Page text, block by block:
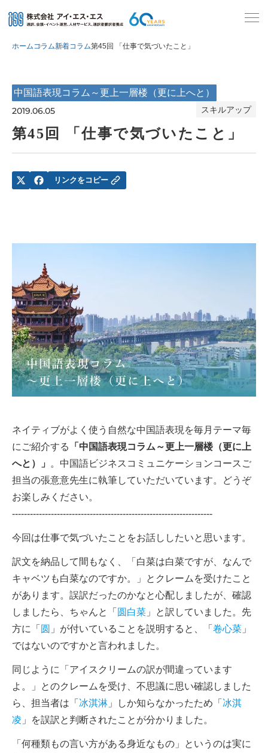
ホームコラム新着コラム第45回 「仕事で気づいたこと」
中国語表現コラム～更上一層楼（更に上へと）
2019.06.05 スキルアップ
第45回 「仕事で気づいたこと」
リンクをコピー
ネイティブがよく使う自然な中国語表現を毎月テーマ毎
にご紹介する
「中国語表現コラム～更上一層楼（更に上
へと）」
。中国語ビジネスコミュニケーションコースご
担当の張意意先生に執筆していただいています。どうぞ
お楽しみください。
-------------------------------------------------------------------
今回は仕事で気づいたことをお話ししたいと思います。
訳文を納品して間もなく、「白菜は白菜ですが、なんで
キャベツも白菜なのですか。」とクレームを受けたこと
があります。誤訳だったのかなと心配しましたが、確認
しましたら、ちゃんと「 圆白菜 」と訳していました。先
方に「 圆 」が付いていることを説明すると、「 卷心菜 」
ではないのですかと言われました。
同じように「アイスクリームの訳が間違っています
よ。」とのクレームを受け、不思議に思い確認しました
ら、担当者は「 冰淇淋 」しか知らなかったため「 冰淇
凌 」を誤訳と判断されたことが分かりました。
「何種類もの言い方がある身近なもの」というのは実に